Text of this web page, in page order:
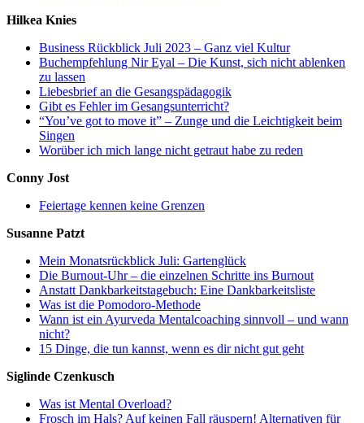
Hilkea Knies
Business Rückblick Juli 2023 – Ganz viel Kultur
Buchempfehlung Nir Eyal – Die Kunst, sich nicht ablenken
zu lassen
Liebesbrief an die Gesangspädagogik
Gibt es Fehler im Gesangsunterricht?
“You’ve got to move it” – Zunge und die Leichtigkeit beim
Singen
Worüber ich mich lange nicht getraut habe zu reden
Conny Jost
Feiertage kennen keine Grenzen
Susanne Patzt
Mein Monatsrückblick Juli: Gartenglück
Die Burnout-Uhr – die einzelnen Schritte ins Burnout
Anstatt Dankbarkeitstagebuch: Eine Dankbarkeitsliste
Was ist die Pomodoro-Methode
Wann ist ein Ayurveda Mentalcoaching sinnvoll – und wann
nicht?
15 Dinge, die tun kannst, wenn es dir nicht gut geht
Siglinde Czenkusch
Was ist Mental Overload?
Frosch im Hals? Auf keinen Fall räuspern! Alternativen für